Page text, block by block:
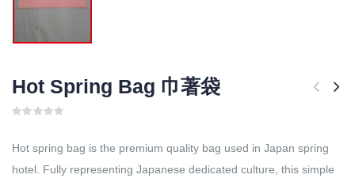
Hot Spring Bag 巾著袋
of
Hot spring bag is the premium quality bag used in Japan spring
hotel. Fully representing Japanese dedicated culture, this simple